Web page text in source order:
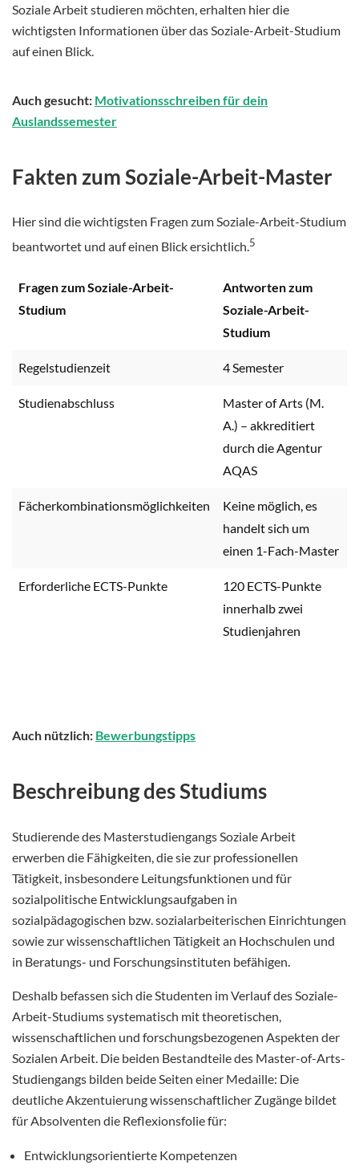
Soziale Arbeit studieren möchten, erhalten hier die
wichtigsten Informationen über das Soziale-Arbeit-Studium
auf einen Blick.
Auch gesucht: Motivationsschreiben für dein
Auslandssemester
Fakten zum Soziale-Arbeit-Master
Hier sind die wichtigsten Fragen zum Soziale-Arbeit-Studium
beantwortet und auf einen Blick ersichtlich.5
Fragen zum Soziale-Arbeit-
Studium
Antworten zum
Soziale-Arbeit-
Studium
Regelstudienzeit 4 Semester
Studienabschluss
Master of Arts (M.
A.) – akkreditiert
durch die Agentur
AQAS
Fächerkombinationsmöglichkeiten
Keine möglich, es
handelt sich um
einen 1-Fach-Master
Erforderliche ECTS-Punkte
120 ECTS-Punkte
innerhalb zwei
Studienjahren
Auch nützlich: Bewerbungstipps
Beschreibung des Studiums
Studierende des Masterstudiengangs Soziale Arbeit
erwerben die Fähigkeiten, die sie zur professionellen
Tätigkeit, insbesondere Leitungsfunktionen und für
sozialpolitische Entwicklungsaufgaben in
sozialpädagogischen bzw. sozialarbeiterischen Einrichtungen
sowie zur wissenschaftlichen Tätigkeit an Hochschulen und
in Beratungs- und Forschungsinstituten befähigen.
Deshalb befassen sich die Studenten im Verlauf des Soziale-
Arbeit-Studiums systematisch mit theoretischen,
wissenschaftlichen und forschungsbezogenen Aspekten der
Sozialen Arbeit. Die beiden Bestandteile des Master-of-Arts-
Studiengangs bilden beide Seiten einer Medaille: Die
deutliche Akzentuierung wissenschaftlicher Zugänge bildet
für Absolventen die Reflexionsfolie für:
Entwicklungsorientierte Kompetenzen